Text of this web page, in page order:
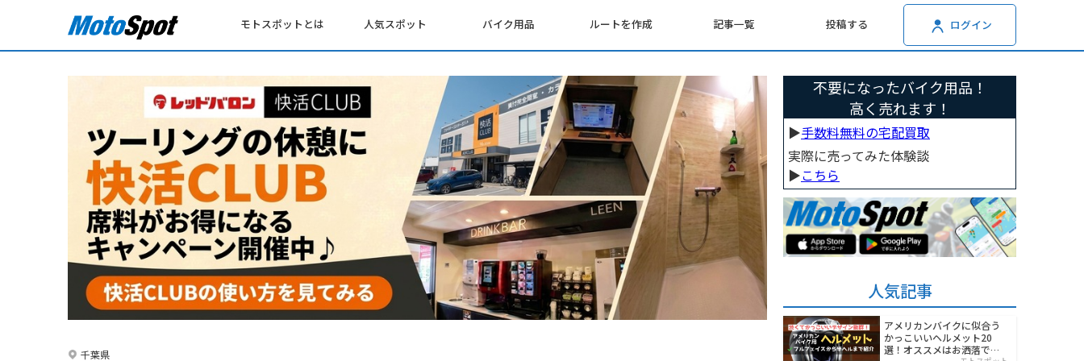
モトスポットとは 人気スポット バイク用品 ルートを作成 記事一覧 投稿する ログイン
千葉県
不要になったバイク用品！
高く売れます！
▶︎手数料無料の宅配買取
実際に売ってみた体験談
▶︎こちら
人気記事
アメリカンバイクに似合う
かっこいいヘルメット20
選！オススメはお洒落でワ